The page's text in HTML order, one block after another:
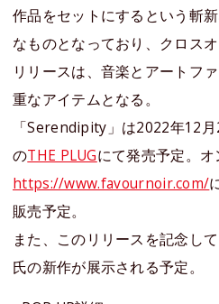
作品をセットにするという斬
なものとなっており、クロス
リリースは、音楽とアートフ
重なアイテムとなる。
「Serendipity」は2022年12
のTHE PLUGにて発売予定。
https://www.favournoir.com/
販売予定。
また、このリリースを記念し
氏の新作が展示される予定。